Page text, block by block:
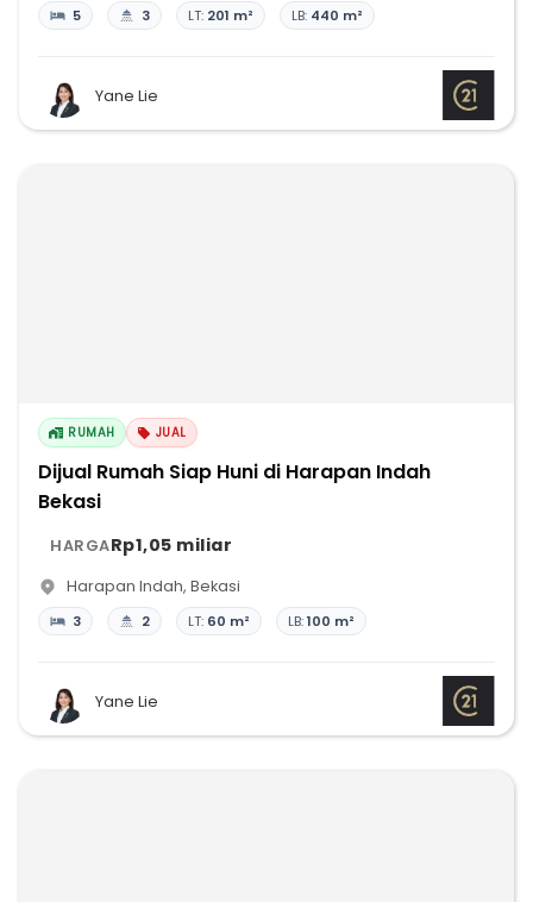
5 3 LT: 201 m² LB: 440 m²
Yane Lie
RUMAH JUAL
Dijual Rumah Siap Huni di Harapan Indah
Bekasi
HARGARp1,05 miliar
Harapan Indah, Bekasi
3 2 LT: 60 m² LB:100 m²
Yane Lie